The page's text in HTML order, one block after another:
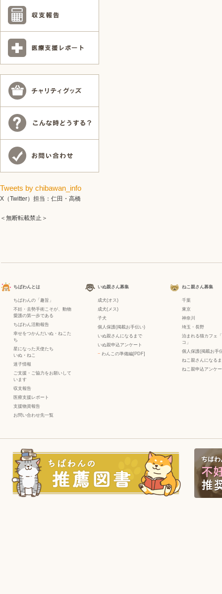
Tweets by chibawan_info
X（Twitter）担当：仁田・高橋
＜無断転載禁止＞
ちばわんとは
ちばわんの「趣旨」
不妊・去勢手術こそが、動物
愛護の第一歩である
ちばわん活動報告
幸せをつかんだいぬ・ねこた
ち
星になった天使たち
いぬ ・ ねこ
迷子情報
ご支援・ご協力をお願いして
います
収支報告
医療支援レポート
支援物資報告
お問い合わせ先一覧
いぬ親さん募集
成犬(オス)
成犬(メス)
子犬
個人保護(掲載お手伝い)
いぬ親さんになるまで
いぬ親申込アンケート
− わんこの準備編[PDF]
ねこ親さん募集
千葉
東京
神奈川
埼玉・長野
泊まれる猫カフェ
コ」
個人保護(掲載お手
ねこ親さんになる
ねこ親申込アンケ